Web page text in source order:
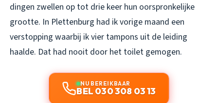
dingen zwellen op tot drie keer hun oorspronkelijke
grootte. In Plettenburg had ik vorige maand een
verstopping waarbij ik vier tampons uit de leiding
haalde. Dat had nooit door het toilet gemogen.
NU BEREIKBAAR
BEL 030 308 03 13